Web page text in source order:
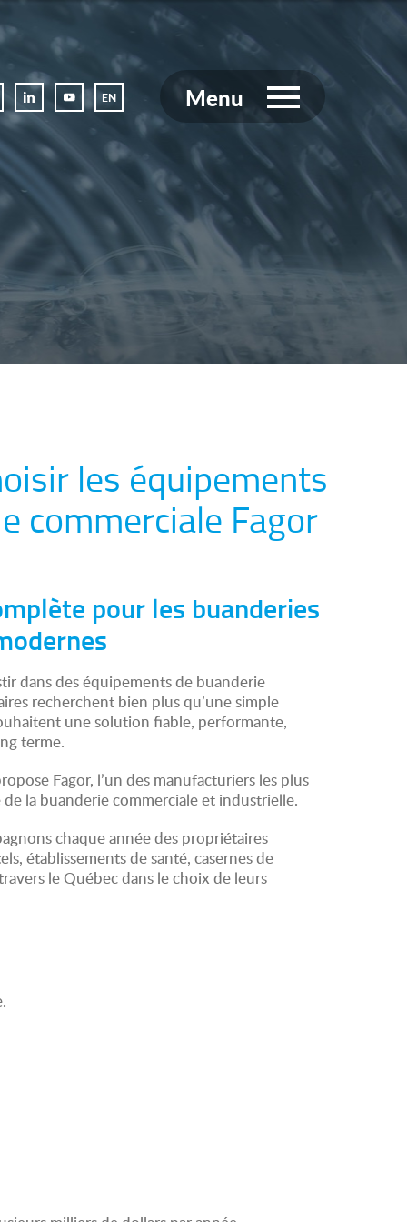
EN Menu
les équipements
commerciale Fagor
pour les buanderies
dans des équipements de buanderie
recherchent bien plus qu’une simple
une solution fiable, performante,
terme.
Fagor, l’un des manufacturiers les plus
la buanderie commerciale et industrielle.
chaque année des propriétaires
établissements de santé, casernes de
le Québec dans le choix de leurs